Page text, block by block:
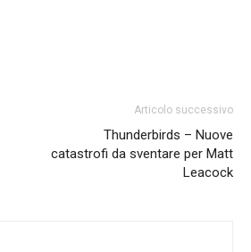
Articolo successivo
Thunderbirds – Nuove
catastrofi da sventare per Matt
Leacock